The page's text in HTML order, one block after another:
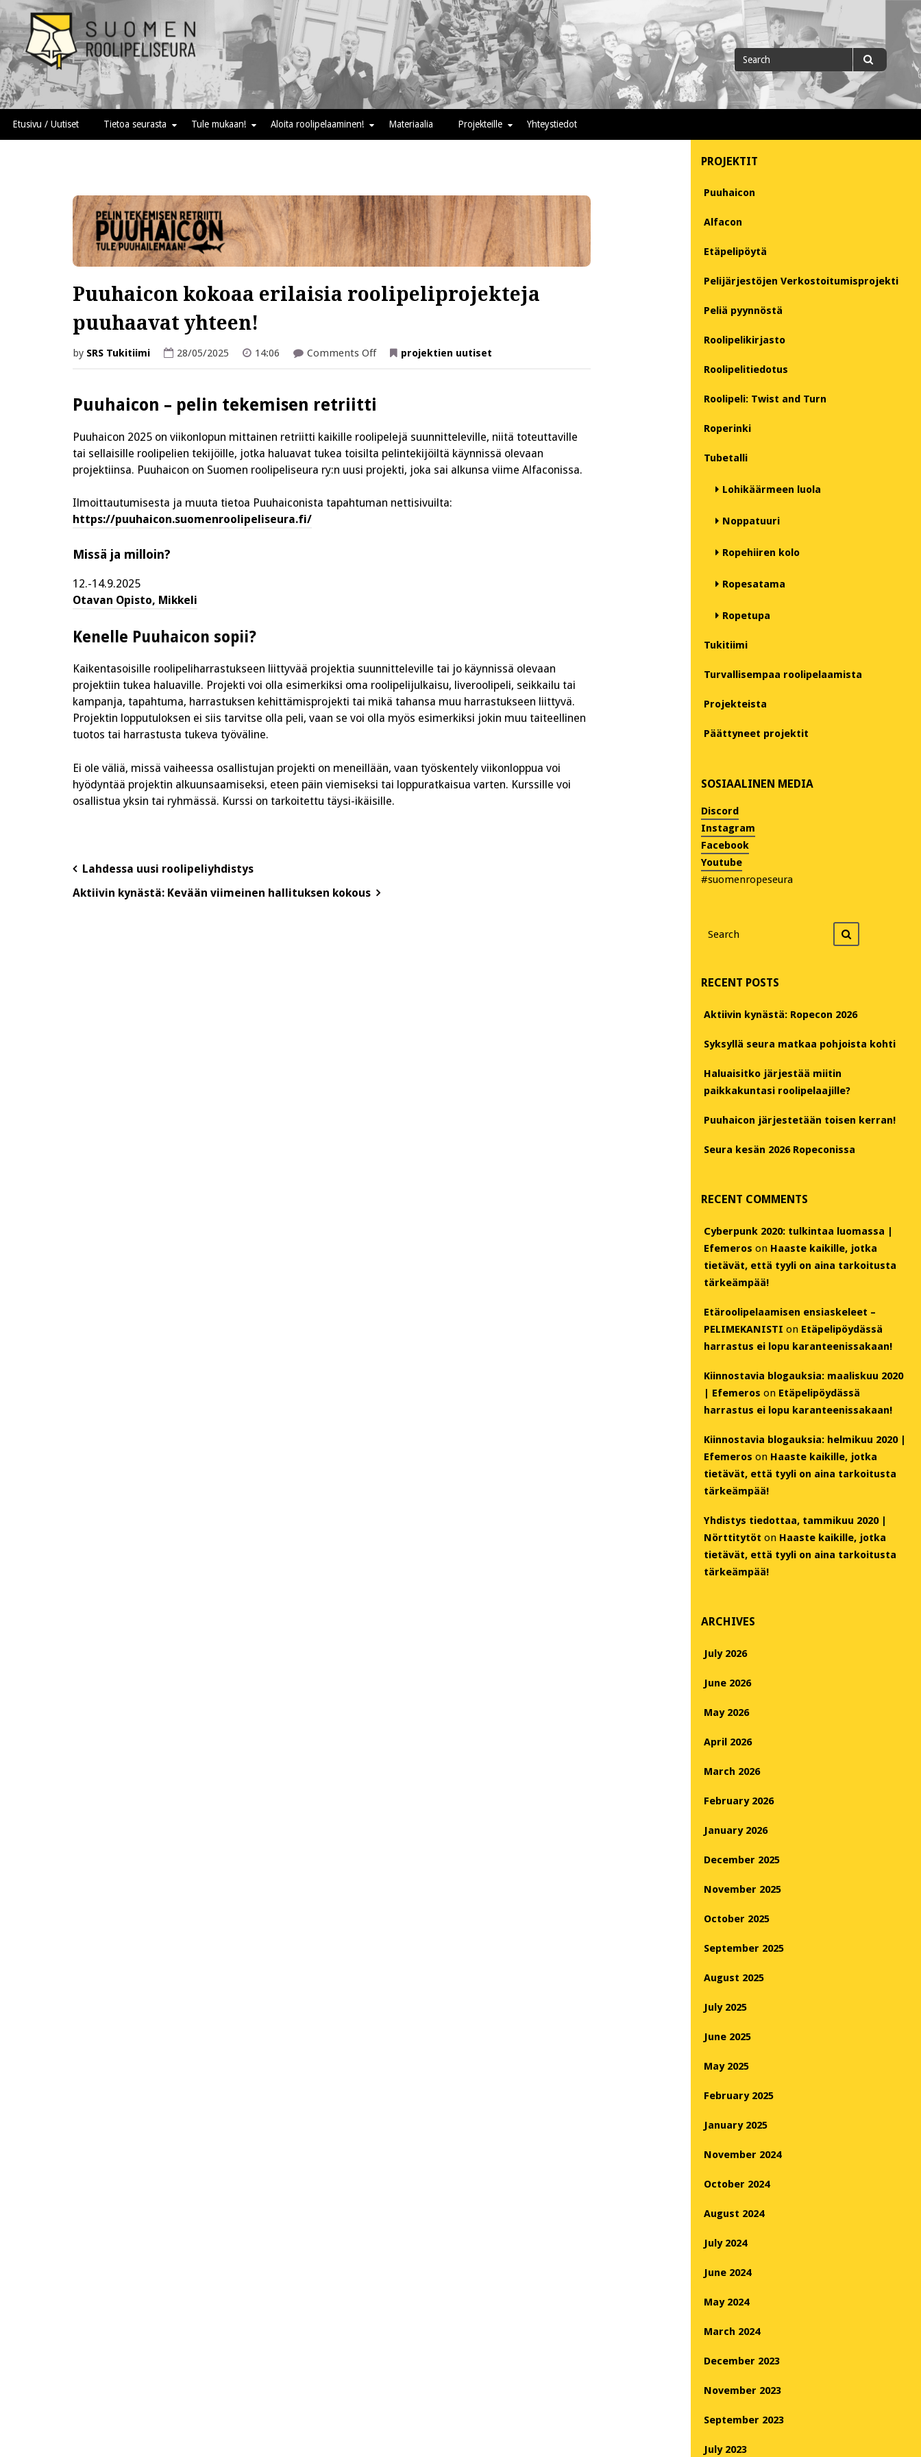
to
content
Suomen roolipeliseura
Search
for
Etusivu / Uutiset Tietoa seurasta Tule mukaan! Aloita roolipelaaminen! Materiaalia Projekteille Yhteystiedot
Puuhaicon kokoaa erilaisia roolipeliprojekteja
puuhaavat yhteen!
by SRS Tukitiimi 28/05/2025 14:06 Comments Offon
Puuhaicon
puuhaavat
yhteen!
projektien uutiset
Puuhaicon – pelin tekemisen retriitti
Puuhaicon 2025 on viikonlopun mittainen retriitti kaikille roolipelejä suunnitteleville, niitä toteuttaville
tai sellaisille roolipelien tekijöille, jotka haluavat tukea toisilta pelintekijöiltä käynnissä olevaan
projektiinsa. Puuhaicon on Suomen roolipeliseura ry:n uusi projekti, joka sai alkunsa viime Alfaconissa.
Ilmoittautumisesta ja muuta tietoa Puuhaiconista tapahtuman nettisivuilta:
https://puuhaicon.suomenroolipeliseura.fi/
Missä ja milloin?
12.-14.9.2025
Otavan Opisto, Mikkeli
Kenelle Puuhaicon sopii?
Kaikentasoisille roolipeliharrastukseen liittyvää projektia suunnitteleville tai jo käynnissä olevaan
projektiin tukea haluaville. Projekti voi olla esimerkiksi oma roolipelijulkaisu, liveroolipeli, seikkailu tai
kampanja, tapahtuma, harrastuksen kehittämisprojekti tai mikä tahansa muu harrastukseen liittyvä.
Projektin lopputuloksen ei siis tarvitse olla peli, vaan se voi olla myös esimerkiksi jokin muu taiteellinen
tuotos tai harrastusta tukeva työväline.
Ei ole väliä, missä vaiheessa osallistujan projekti on meneillään, vaan työskentely viikonloppua voi
hyödyntää projektin alkuunsaamiseksi, eteen päin viemiseksi tai loppuratkaisua varten. Kurssille voi
osallistua yksin tai ryhmässä. Kurssi on tarkoitettu täysi-ikäisille.
Post
navigation
Lahdessa uusi roolipeliyhdistys
Aktiivin kynästä: Kevään viimeinen hallituksen kokous
PROJEKTIT
Puuhaicon
Alfacon
Etäpelipöytä
Pelijärjestöjen Verkostoitumisprojekti
Peliä pyynnöstä
Roolipelikirjasto
Roolipelitiedotus
Roolipeli: Twist and Turn
Roperinki
Tubetalli
Lohikäärmeen luola
Noppatuuri
Ropehiiren kolo
Ropesatama
Ropetupa
Tukitiimi
Turvallisempaa roolipelaamista
Projekteista
Päättyneet projektit
SOSIAALINEN MEDIA
Discord
Instagram
Facebook
Youtube
#suomenropeseura
for
RECENT POSTS
Aktiivin kynästä: Ropecon 2026
Syksyllä seura matkaa pohjoista kohti
Haluaisitko järjestää miitin
paikkakuntasi roolipelaajille?
Puuhaicon järjestetään toisen kerran!
Seura kesän 2026 Ropeconissa
RECENT COMMENTS
Cyberpunk 2020: tulkintaa luomassa |
Efemeros on Haaste kaikille, jotka
tietävät, että tyyli on aina tarkoitusta
tärkeämpää!
Etäroolipelaamisen ensiaskeleet –
PELIMEKANISTI on Etäpelipöydässä
harrastus ei lopu karanteenissakaan!
Kiinnostavia blogauksia: maaliskuu 2020
| Efemeros on Etäpelipöydässä
harrastus ei lopu karanteenissakaan!
Kiinnostavia blogauksia: helmikuu 2020 |
Efemeros on Haaste kaikille, jotka
tietävät, että tyyli on aina tarkoitusta
tärkeämpää!
Yhdistys tiedottaa, tammikuu 2020 |
Nörttitytöt on Haaste kaikille, jotka
tietävät, että tyyli on aina tarkoitusta
tärkeämpää!
ARCHIVES
July 2026
June 2026
May 2026
April 2026
March 2026
February 2026
January 2026
December 2025
November 2025
October 2025
September 2025
August 2025
July 2025
June 2025
May 2025
February 2025
January 2025
November 2024
October 2024
August 2024
July 2024
June 2024
May 2024
March 2024
December 2023
November 2023
September 2023
July 2023